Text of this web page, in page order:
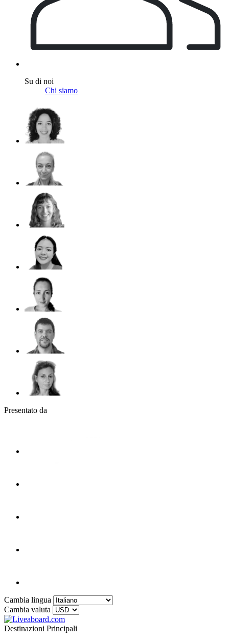
Su di noi
Chi siamo
Presentato da
Cambia lingua
Cambia valuta
Destinazioni Principali